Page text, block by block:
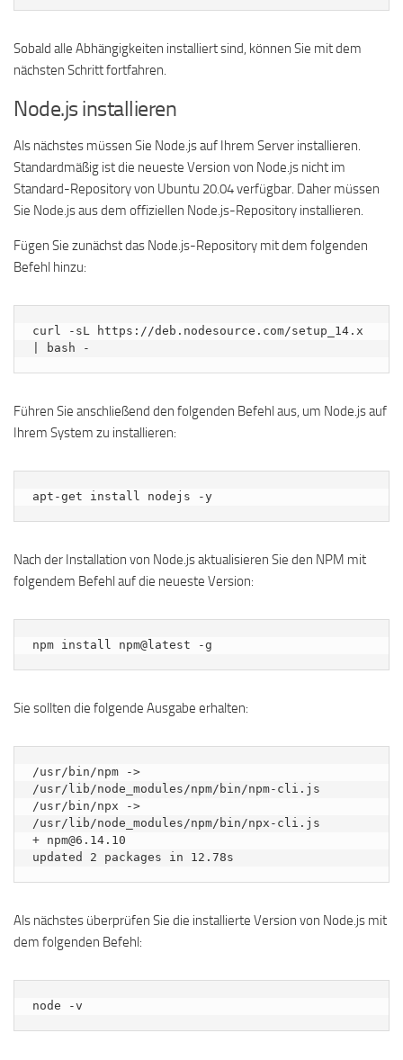
Sobald alle Abhängigkeiten installiert sind, können Sie mit dem
nächsten Schritt fortfahren.
Node.js installieren
Als nächstes müssen Sie Node.js auf Ihrem Server installieren.
Standardmäßig ist die neueste Version von Node.js nicht im
Standard-Repository von Ubuntu 20.04 verfügbar. Daher müssen
Sie Node.js aus dem offiziellen Node.js-Repository installieren.
Fügen Sie zunächst das Node.js-Repository mit dem folgenden
Befehl hinzu:
curl -sL https://deb.nodesource.com/setup_14.x
| bash -
Führen Sie anschließend den folgenden Befehl aus, um Node.js auf
Ihrem System zu installieren:
apt-get install nodejs -y
Nach der Installation von Node.js aktualisieren Sie den NPM mit
folgendem Befehl auf die neueste Version:
npm install npm@latest -g
Sie sollten die folgende Ausgabe erhalten:
/usr/bin/npm ->
/usr/lib/node_modules/npm/bin/npm-cli.js
/usr/bin/npx ->
/usr/lib/node_modules/npm/bin/npx-cli.js
+ npm@6.14.10
Als nächstes überprüfen Sie die installierte Version von Node.js mit
dem folgenden Befehl:
node -v